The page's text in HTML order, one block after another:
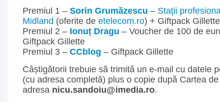
Premiul 1 – Sorin Grumăzescu – Staţii
Midland (oferite de etelecom.ro) + Giftpack Gillette
Premiul 2 – Ionuț Dragu – Voucher de 100 de
Giftpack Gillette
Premiul 3 – CCblog – Giftpack Gillette
Câștigătorii trebuie să trimită un e-mail cu datele
(cu adresa completă) plus o copie după Cartea
adresa nicu.sandoiu@imedia.ro.